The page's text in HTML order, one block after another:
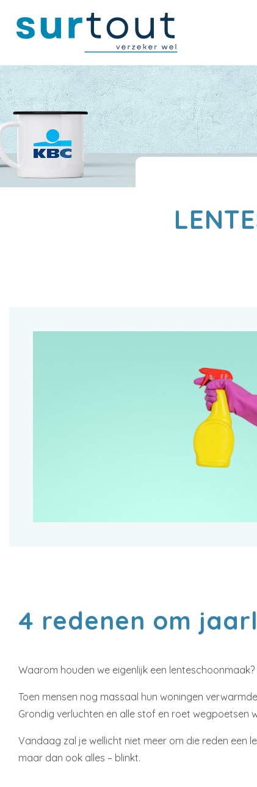
4 redenen om
Waarom houden we eigenlijk een
Toen mensen nog massaal hun woningen
Grondig verluchten en alle stof en roet wegpoetsen
Vandaag zal je wellicht niet meer om die reden een
maar dan ook alles – blinkt.